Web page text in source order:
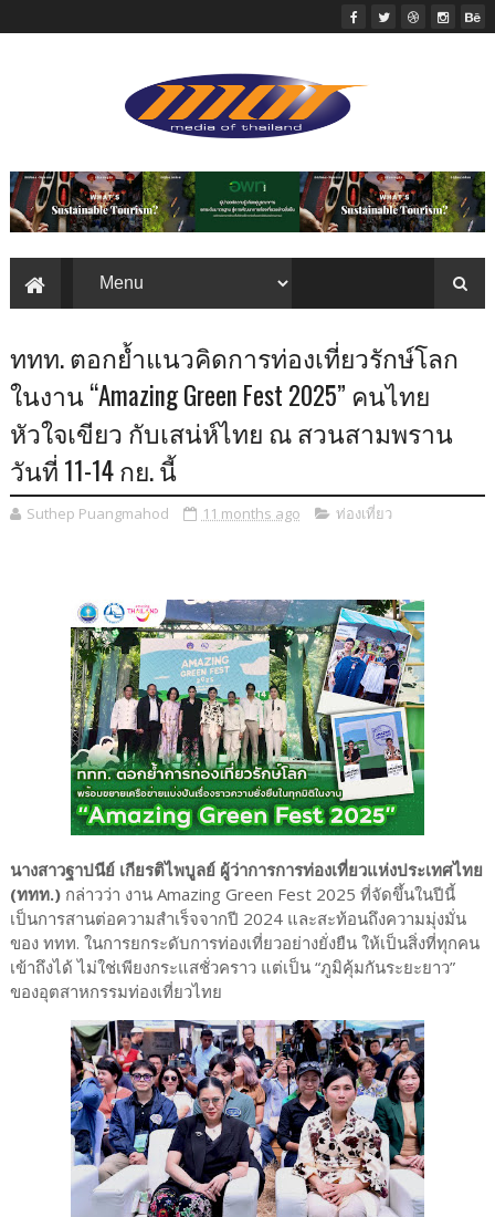
ททท. ตอกย้ำแนวคิดการท่องเที่ยวรักษ์โลก
ในงาน “Amazing Green Fest 2025” คนไทย
หัวใจเขียว กับเสน่ห์ไทย ณ สวนสามพราน
วันที่ 11-14 กย. นี้
Suthep Puangmahod 11 months ago ท่องเที่ยว
นางสาวฐาปนีย์ เกียรติไพบูลย์ ผู้ว่าการการท่องเที่ยวแห่งประเทศไทย
(ททท.)กล่าวว่า งาน Amazing Green Fest 2025 ที่จัดขึ้นในปีนี้
เป็นการสานต่อความสำเร็จจากปี 2024 และสะท้อนถึงความมุ่งมั่น
ของ ททท. ในการยกระดับการท่องเที่ยวอย่างยั่งยืน ให้เป็นสิ่งที่ทุกคน
เข้าถึงได้ ไม่ใช่เพียงกระแสชั่วคราว แต่เป็น “ภูมิคุ้มกันระยะยาว”
ของอุตสาหกรรมท่องเที่ยวไทย